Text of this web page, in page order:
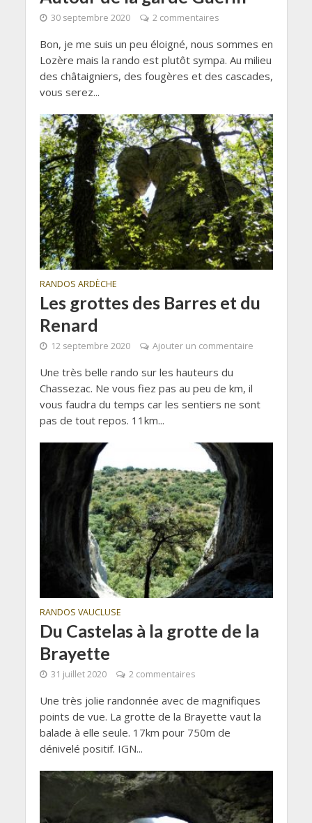
30 septembre 2020 2 commentaires
Bon, je me suis un peu éloigné, nous sommes en
Lozère mais la rando est plutôt sympa. Au milieu
des châtaigniers, des fougères et des cascades,
vous serez...
RANDOS ARDÈCHE
Les grottes des Barres et du
Renard
12 septembre 2020 Ajouter un commentaire
Une très belle rando sur les hauteurs du
Chassezac. Ne vous fiez pas au peu de km, il
vous faudra du temps car les sentiers ne sont
pas de tout repos. 11km...
RANDOS VAUCLUSE
Du Castelas à la grotte de la
Brayette
31 juillet 2020 2 commentaires
Une très jolie randonnée avec de magnifiques
points de vue. La grotte de la Brayette vaut la
balade à elle seule. 17km pour 750m de
dénivelé positif. IGN...